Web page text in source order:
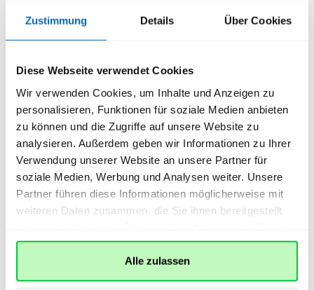
Zustimmung Details Über Cookies
Diese Webseite verwendet Cookies
Wir verwenden Cookies, um Inhalte und Anzeigen zu
personalisieren, Funktionen für soziale Medien anbieten
zu können und die Zugriffe auf unsere Website zu
analysieren. Außerdem geben wir Informationen zu Ihrer
Verwendung unserer Website an unsere Partner für
soziale Medien, Werbung und Analysen weiter. Unsere
Partner führen diese Informationen möglicherweise mit
weiteren Daten zusammen, die Sie ihnen bereitgestellt
gesammelt haben.
Alle zulassen
Benötigen Sie Hilfe?
Sollten Sie weitere Fragen haben, nutzen Sie bitte
unsere Kontaktmöglichkeiten.
Unser Kundenservice hilft Ihnen gerne weiter.